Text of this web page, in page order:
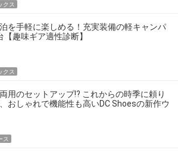
クス
を手軽に楽しめる！充実装備の軽キャンパ
【趣味ギア適性診断】
クス
用のセットアップ!? これからの時季に頼り
おしゃれで機能性も高いDC Shoesの新作ウ
ス